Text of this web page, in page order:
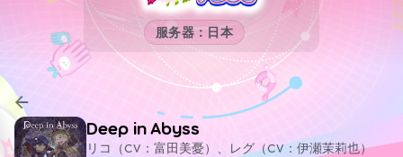
服务器：日本
Deep in Abyss
リコ（CV：富田美憂）、レグ（CV：伊瀬茉莉也）